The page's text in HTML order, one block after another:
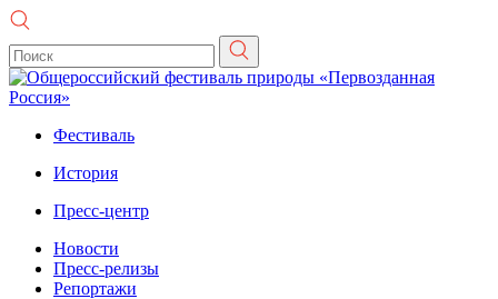
Фестиваль
История
Пресс-центр
Новости
Пресс-релизы
Репортажи